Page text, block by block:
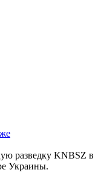
разведку KNBSZ в
Украины.